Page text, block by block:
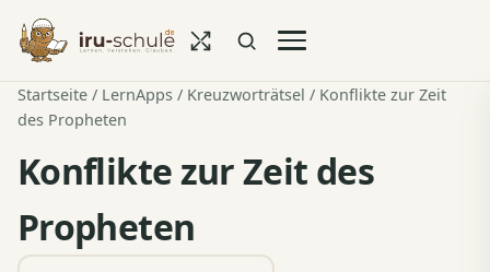
Startseite / LernApps / Kreuzworträtsel / Konflikte zur Zeit
des Propheten
Konflikte zur Zeit des
Propheten